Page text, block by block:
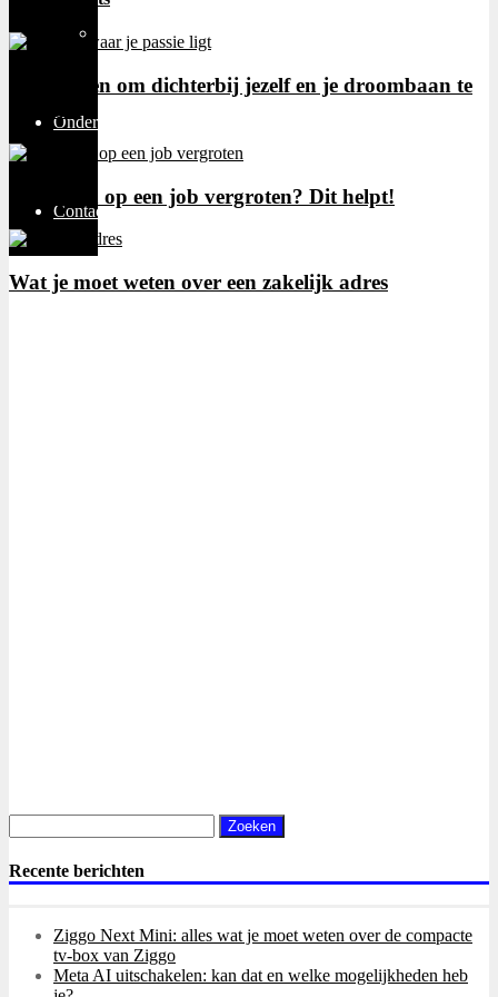
Thuiswerken
Ondernemen
Contact
4 manieren om dichterbij jezelf en je droombaan te
Je kansen op een job vergroten? Dit helpt!
Wat je moet weten over een zakelijk adres
naar:
Recente berichten
Ziggo Next Mini: alles wat je moet weten over de compacte
tv-box van Ziggo
Meta AI uitschakelen: kan dat en welke mogelijkheden heb